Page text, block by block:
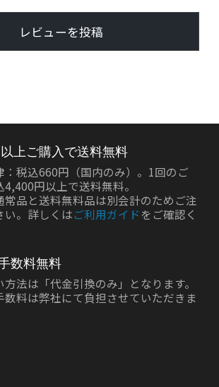
レビューを投稿
上ご購入で送料無料
：税込660円（国内のみ）。1回のご
円以上で送料無料。
常品と送料無料品は別会計のためご注
い。詳しくはご利用ガイド をご確認く
数料無料
方法は「代金引換のみ」となります。
数料は弊社にて負担させていただきま